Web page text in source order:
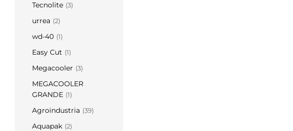
Tecnolite (3)
urrea (2)
wd-40 (1)
Easy Cut (1)
Megacooler (3)
MEGACOOLER
GRANDE (1)
Agroindustria (39)
Aquapak (2)